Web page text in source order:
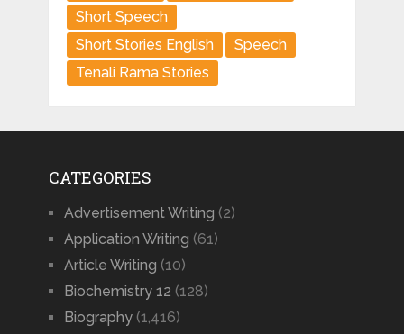
Short Speech
Short Stories English
Speech
Tenali Rama Stories
CATEGORIES
Advertisement Writing (2)
Application Writing (61)
Article Writing (10)
Biochemistry 12 (128)
Biography(1,416)